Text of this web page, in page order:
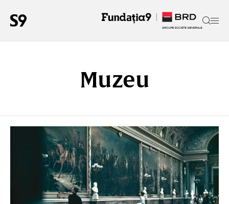
Muzeu